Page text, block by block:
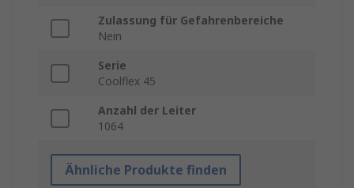
Zulassung für Gefahrenbereiche
Nein
Serie
Coolflex 45
Anzahl der Leiter
1064
Ähnliche Produkte finden